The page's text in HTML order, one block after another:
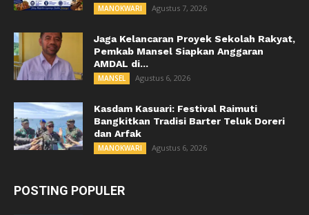
MANOKWARI Agustus 7, 2026
Jaga Kelancaran Proyek Sekolah Rakyat,
Pemkab Mansel Siapkan Anggaran
AMDAL di...
MANSEL Agustus 6, 2026
Kasdam Kasuari: Festival Raimuti
Bangkitkan Tradisi Barter Teluk Doreri
dan Arfak
MANOKWARI Agustus 6, 2026
POSTING POPULER